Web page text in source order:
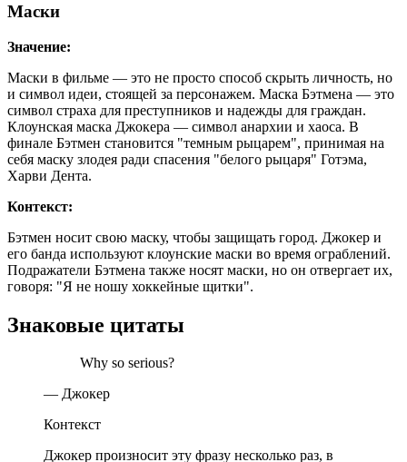
Маски
Значение:
Маски в фильме — это не просто способ скрыть личность, но
и символ идеи, стоящей за персонажем. Маска Бэтмена — это
символ страха для преступников и надежды для граждан.
Клоунская маска Джокера — символ анархии и хаоса. В
финале Бэтмен становится "темным рыцарем", принимая на
себя маску злодея ради спасения "белого рыцаря" Готэма,
Харви Дента.
Контекст:
Бэтмен носит свою маску, чтобы защищать город. Джокер и
его банда используют клоунские маски во время ограблений.
Подражатели Бэтмена также носят маски, но он отвергает их,
говоря: "Я не ношу хоккейные щитки".
Знаковые цитаты
Why so serious?
— Джокер
Контекст
Джокер произносит эту фразу несколько раз, в